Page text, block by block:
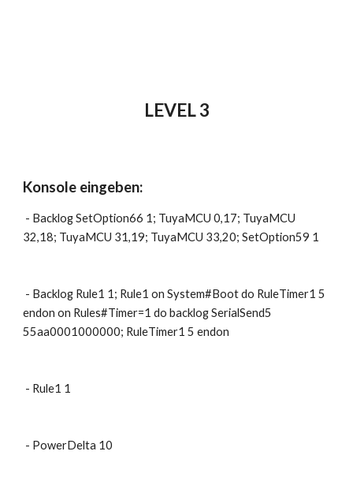
LEVEL 3
Konsole eingeben:
32,18; TuyaMCU 31,19; TuyaMCU 33,20; SetOption59 1
endon on Rules#Timer=1 do backlog SerialSend5
55aa0001000000; RuleTimer1 5 endon
- Rule1 1
- PowerDelta 10